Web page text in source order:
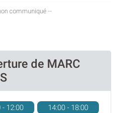
communiqué --
de MARC
- 12:00
14:00 - 18:00